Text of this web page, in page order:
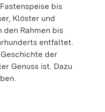
bis
Klöster und
den Rahmen bis
entfaltet.
der
Genuss ist. Dazu